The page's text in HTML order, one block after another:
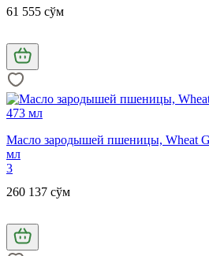
61 555 сўм
Масло зародышей пшеницы, Wheat
мл
3
260 137 сўм